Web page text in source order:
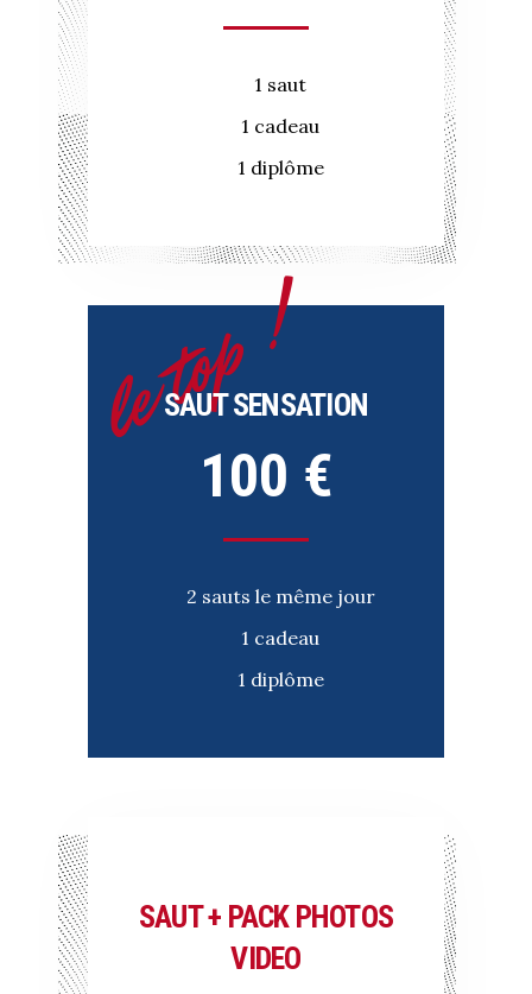
1 saut
1 cadeau
1 diplôme
le top !
SAUT SENSATION
100 €
2 sauts le même jour
1 cadeau
1 diplôme
SAUT + PACK PHOTOS
VIDEO